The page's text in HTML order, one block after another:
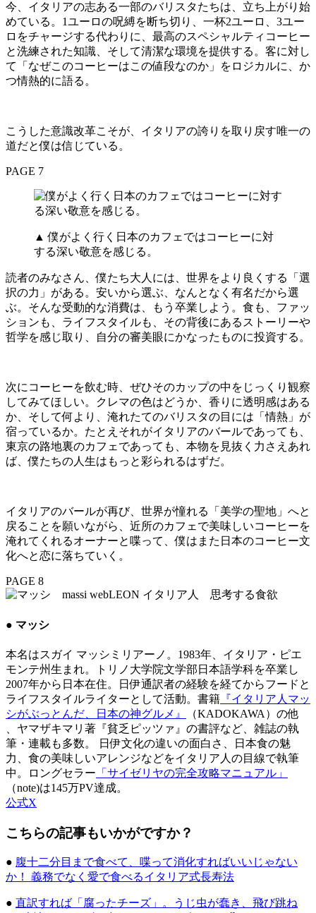
今、イタリアの志ある一部のバリスタたちは、立ち上がり始
めている。1ユーロの呪縛を断ち切り、一杯2ユーロ、3ユー
ロをチャージする代わりに、最高のスペシャルティコーヒー
と洗練された知識、そして清潔な環境を提供する。客に対し
て「なぜこのコーヒーはこの値段なのか」をロジカルに、か
つ情熱的に語る。
こうした意識改革こそが、イタリアの誇りを取り戻す唯一の
道だと僕は信じている。
PAGE 7
▲ 僕がよく行く日本のカフェではコーヒーに対
する深い敬意を感じる。
読者のみなさん、僕たち大人には、世界をより良くする「選
択の力」がある。安いから選ぶ、なんとなく有名だから選
ぶ。そんな受動的な消費は、もう卒業しよう。食も、ファッ
ションも、ライフスタイルも、その背後にあるストーリーや
哲学を感じ取り、自分の審美眼にかなったものに投資する。
次にコーヒーを飲む時、ぜひそのカップの中をじっくり観察
してみてほしい。クレマの色はどうか、香りに透明感はある
か、そして何より、淹れたてのバリスタの目には「情熱」が
宿っているか。たとえそれがイタリアのバールであっても、
東京の路地裏のカフェであっても、本物を見抜く力さえあれ
ば、僕たちの人生はもっと彩られるはずだ。
イタリアのバールが再び、世界が憧れる「美学の聖地」へと
戻ることを願いながら、近所のカフェで美味しいコーヒーを
淹れてくれるオーナーと喋って、僕はまた日本のコーヒー文
化へと恋に落ちていく。
PAGE 8
● マッシ
本名はスガイ マッシミリアーノ。1983年、イタリア・ピエ
モンテ州生まれ。トリノ大学院文学部日本語学科を卒業し
2007年から日本在住。日伊通訳者の経験を経てからフードと
ライフスタイルライターとして活動。書籍 『イタリア人マッ
シがぶっとんだ、日本の神グルメ』
（KADOKAWA）の他
、ヤマザキマリ著『貧乏ピッツァ』の書評など、雑誌の執
筆・連載も多数。 日伊文化の違いの面白さ、日本食の魅
力、食の美味しいアレンジなどをイタリア人の目線で執筆
中。ロングセラー 「サイゼリヤの完全攻略マニュアル」
（note)は145万PV達成。
公式X
こちらの記事もいかがですか？
● 腹十二分目まで食べて、喋って消化すればいいじゃない
か！ 義務でなく愛で食べるイタリア式長寿法
● 直訳すれば「腐ったチーズ」。うじ虫が蠢き、飛び跳ね